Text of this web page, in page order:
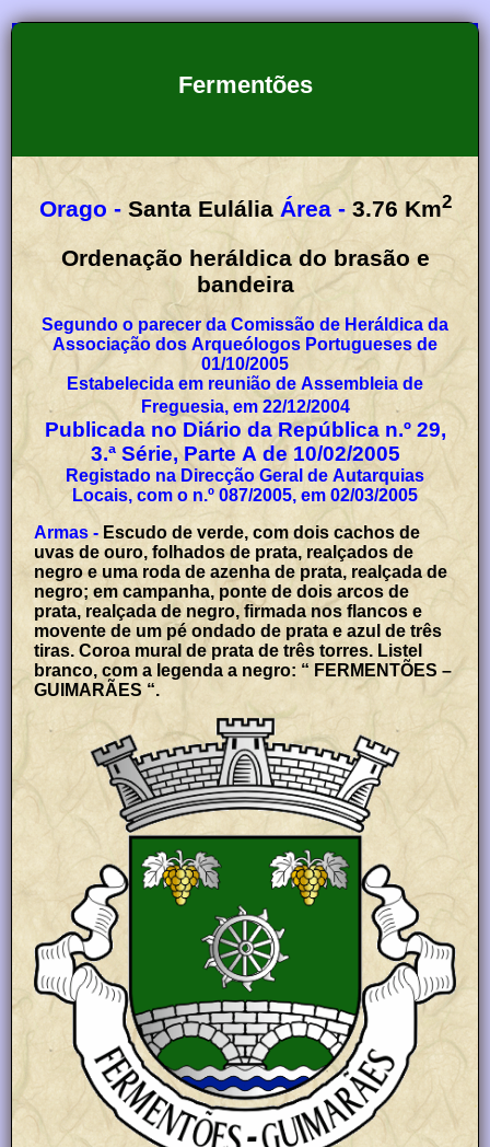
Fermentões
Orago - Santa Eulália Área - 3.76 Km2
Ordenação heráldica do brasão e
bandeira
Segundo o parecer da Comissão de Heráldica da
Associação dos Arqueólogos Portugueses de
01/10/2005
Estabelecida em reunião de Assembleia de
Freguesia, em 22/12/2004
Publicada no Diário da República n.º 29,
3.ª Série, Parte A de 10/02/2005
Registado na Direcção Geral de Autarquias
Locais, com o n.º 087/2005, em 02/03/2005
Armas - Escudo de verde, com dois cachos de
uvas de ouro, folhados de prata, realçados de
negro e uma roda de azenha de prata, realçada de
negro; em campanha, ponte de dois arcos de
prata, realçada de negro, firmada nos flancos e
movente de um pé ondado de prata e azul de três
tiras. Coroa mural de prata de três torres. Listel
branco, com a legenda a negro: “ FERMENTÕES –
GUIMARÃES “.